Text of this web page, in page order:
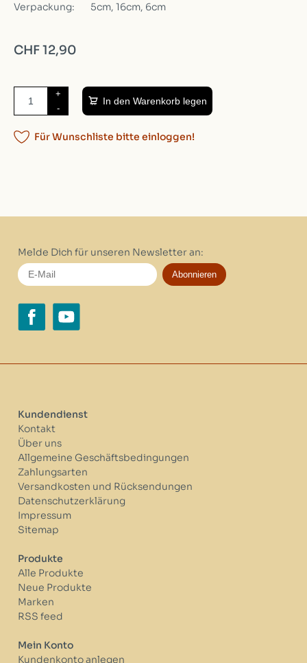
Verpackung:
5cm, 16cm, 6cm
CHF 12,90
+
-
In den Warenkorb legen
Für Wunschliste bitte einloggen!
Melde Dich für unseren Newsletter an:
Abonnieren
Kundendienst
Kontakt
Über uns
Allgemeine Geschäftsbedingungen
Zahlungsarten
Versandkosten und Rücksendungen
Datenschutzerklärung
Impressum
Sitemap
Produkte
Alle Produkte
Neue Produkte
Marken
RSS feed
Mein Konto
Kundenkonto anlegen